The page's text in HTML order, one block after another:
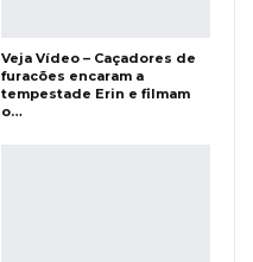
Veja Vídeo – Caçadores de
furacões encaram a
tempestade Erin e filmam
o…